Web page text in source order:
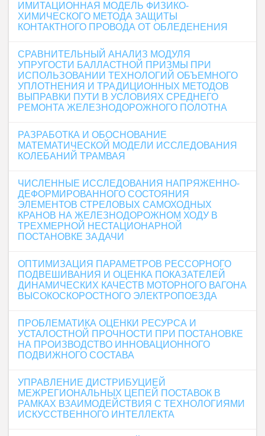
ИМИТАЦИОННАЯ МОДЕЛЬ ФИЗИКО-
ХИМИЧЕСКОГО МЕТОДА ЗАЩИТЫ
КОНТАКТНОГО ПРОВОДА ОТ ОБЛЕДЕНЕНИЯ
СРАВНИТЕЛЬНЫЙ АНАЛИЗ МОДУЛЯ
УПРУГОСТИ БАЛЛАСТНОЙ ПРИЗМЫ ПРИ
ИСПОЛЬЗОВАНИИ ТЕХНОЛОГИЙ ОБЪЕМНОГО
УПЛОТНЕНИЯ И ТРАДИЦИОННЫХ МЕТОДОВ
ВЫПРАВКИ ПУТИ В УСЛОВИЯХ СРЕДНЕГО
РЕМОНТА ЖЕЛЕЗНОДОРОЖНОГО ПОЛОТНА
РАЗРАБОТКА И ОБОСНОВАНИЕ
МАТЕМАТИЧЕСКОЙ МОДЕЛИ ИССЛЕДОВАНИЯ
КОЛЕБАНИЙ ТРАМВАЯ
ЧИСЛЕННЫЕ ИССЛЕДОВАНИЯ НАПРЯЖЕННО-
ДЕФОРМИРОВАННОГО СОСТОЯНИЯ
ЭЛЕМЕНТОВ СТРЕЛОВЫХ САМОХОДНЫХ
КРАНОВ НА ЖЕЛЕЗНОДОРОЖНОМ ХОДУ В
ТРЕХМЕРНОЙ НЕСТАЦИОНАРНОЙ
ПОСТАНОВКЕ ЗАДАЧИ
ОПТИМИЗАЦИЯ ПАРАМЕТРОВ РЕССОРНОГО
ПОДВЕШИВАНИЯ И ОЦЕНКА ПОКАЗАТЕЛЕЙ
ДИНАМИЧЕСКИХ КАЧЕСТВ МОТОРНОГО ВАГОНА
ВЫСОКОСКОРОСТНОГО ЭЛЕКТРОПОЕЗДА
ПРОБЛЕМАТИКА ОЦЕНКИ РЕСУРСА И
УСТАЛОСТНОЙ ПРОЧНОСТИ ПРИ ПОСТАНОВКЕ
НА ПРОИЗВОДСТВО ИННОВАЦИОННОГО
ПОДВИЖНОГО СОСТАВА
УПРАВЛЕНИЕ ДИСТРИБУЦИЕЙ
МЕЖРЕГИОНАЛЬНЫХ ЦЕПЕЙ ПОСТАВОК В
РАМКАХ ВЗАИМОДЕЙСТВИЯ С ТЕХНОЛОГИЯМИ
ИСКУССТВЕННОГО ИНТЕЛЛЕКТА